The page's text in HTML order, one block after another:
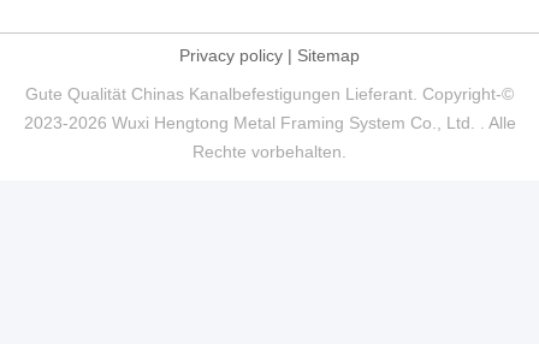
Privacy policy | Sitemap
Gute Qualität Chinas Kanalbefestigungen Lieferant. Copyright-©
2023-2026 Wuxi Hengtong Metal Framing System Co., Ltd. . Alle
Rechte vorbehalten.